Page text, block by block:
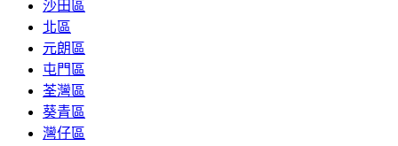
沙田區
北區
元朗區
屯門區
荃灣區
葵青區
灣仔區